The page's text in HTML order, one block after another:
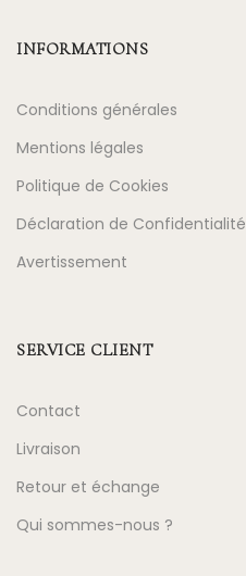
INFORMATIONS
Conditions générales
Mentions légales
Politique de Cookies
Déclaration de Confidentialité
Avertissement
SERVICE CLIENT
Contact
Livraison
Retour et échange
Qui sommes-nous ?